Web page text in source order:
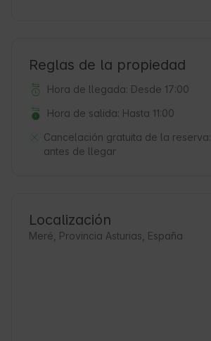
Reglas de la propiedad
Hora de llegada: Desde 17:00
Hora de salida: Hasta 11:00
Cancelación gratuita de la reserva:
antes de llegar
Localización
Meré, Provincia Asturias, España